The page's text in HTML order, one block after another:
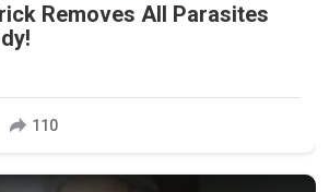
Removes All Parasites
110